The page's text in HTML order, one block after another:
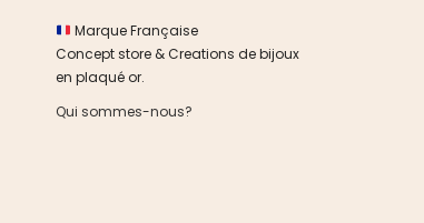
Marque Française
Concept store & Creations de bijoux
en plaqué or.
Qui sommes-nous?